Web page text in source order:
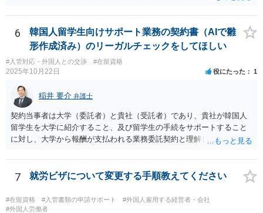
6
韓国人留学生向けサポート業務の契約書（AIで雛
形作成済み）のリーガルチェックをしてほしい
#入管対応・外国人との交渉 #在留資格
2025年10月22日 役にたった 1
稲井 要介 弁護士
契約当事者は大学（委託者）と貴社（受託者）であり、貴社が韓国人
留学生を大学に紹介すること、及び留学生の手続をサポートすること
に対し、大学から報酬が支払われる業務委託契約と理解しました。 留
き、契約書の作成・チェックを多く行った経験があります。
7 就労ビザについて変更する手順教えてください
#在留資格 #入管書類の申請サポート
#外国人雇用する経営者・会社
#外国人労働者